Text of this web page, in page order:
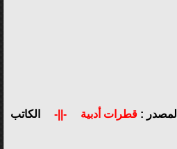
المصدر :قطرات أدبية -||-
الكاتب